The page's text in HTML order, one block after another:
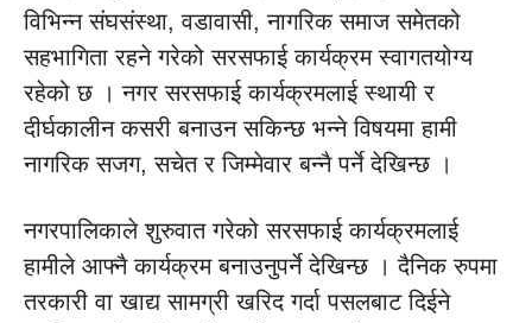
विभिन्न संघसंस्था, वडावासी, नागरिक समाज समेतको
सहभागिता रहने गरेको सरसफाई कार्यक्रम स्वागतयोग्य
रहेको छ । नगर सरसफाई कार्यक्रमलाई स्थायी र
दीर्घकालीन कसरी बनाउन सकिन्छ भन्ने विषयमा हामी
नागरिक सजग, सचेत र जिम्मेवार बन्नै पर्ने देखिन्छ ।
नगरपालिकाले शुरुवात गरेको सरसफाई कार्यक्रमलाई
हामीले आफ्नै कार्यक्रम बनाउनुपर्ने देखिन्छ । दैनिक रुपमा
तरकारी वा खाद्य सामग्री खरिद गर्दा पसलबाट दिईने